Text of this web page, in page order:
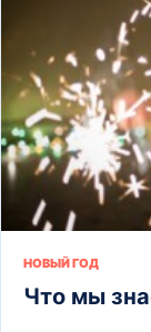
НОВЫЙ ГОД
Что мы